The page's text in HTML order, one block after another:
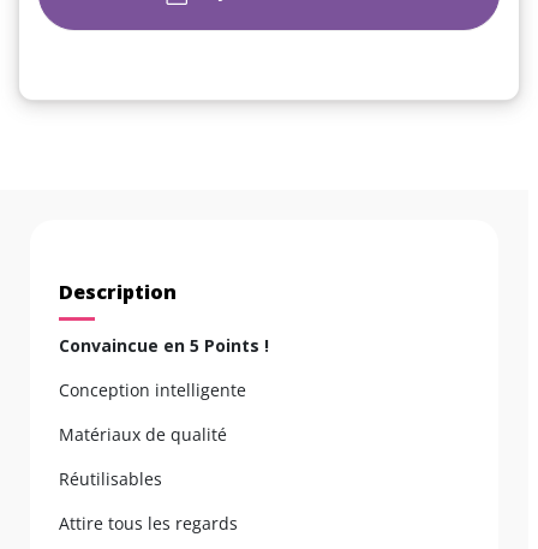
Description
Convaincue en 5 Points !
Conception intelligente
Matériaux de qualité
Réutilisables
Attire tous les regards